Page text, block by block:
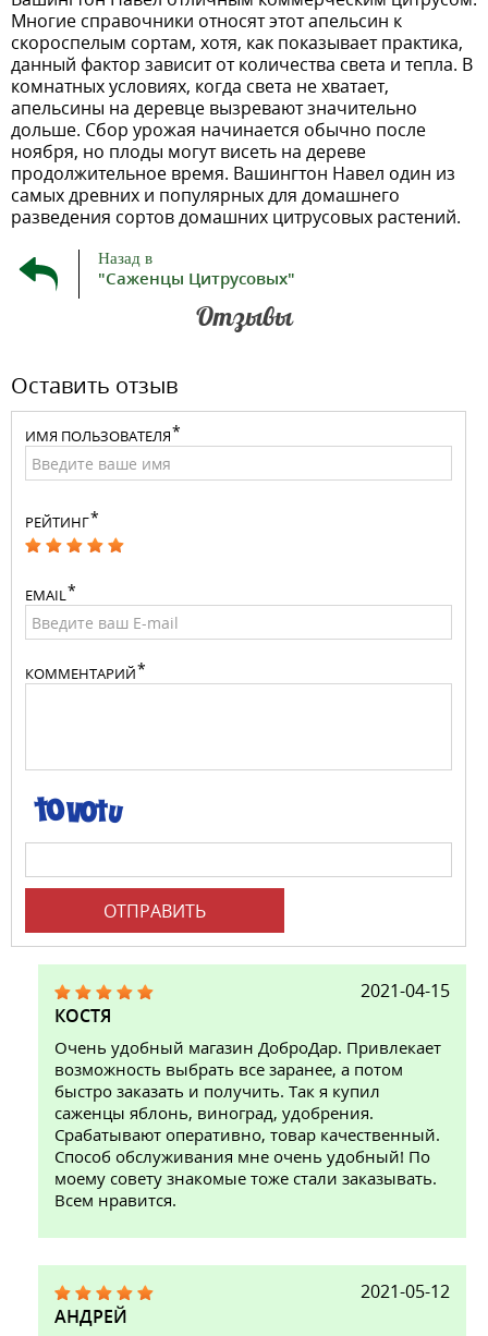
Многие справочники относят этот апельсин к
скороспелым сортам, хотя, как показывает практика,
данный фактор зависит от количества света и тепла. В
комнатных условиях, когда света не хватает,
апельсины на деревце вызревают значительно
дольше. Сбор урожая начинается обычно после
ноября, но плоды могут висеть на дереве
продолжительное время. Вашингтон Навел один из
самых древних и популярных для домашнего
разведения сортов домашних цитрусовых растений.
Назад в
"Саженцы Цитрусовых"
Отзывы
Оставить отзыв
ИМЯ ПОЛЬЗОВАТЕЛЯ
РЕЙТИНГ
EMAIL
КОММЕНТАРИЙ
ОТПРАВИТЬ
2021-04-15
КОСТЯ
Очень удобный магазин ДоброДар. Привлекает
возможность выбрать все заранее, а потом
быстро заказать и получить. Так я купил
саженцы яблонь, виноград, удобрения.
Срабатывают оперативно, товар качественный.
Способ обслуживания мне очень удобный! По
моему совету знакомые тоже стали заказывать.
Всем нравится.
2021-05-12
АНДРЕЙ